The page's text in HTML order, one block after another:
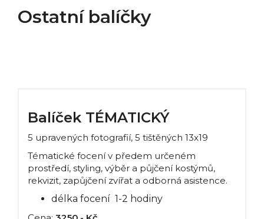
Ostatní balíčky
Balíček TÉMATICKÝ
5 upravených fotografií, 5 tištěných 13x19
Tématické focení v předem určeném
prostředí, styling, výběr a půjčení kostýmů,
rekvizit, zapůjčení zvířat a odborná asistence.
délka focení 1-2 hodiny